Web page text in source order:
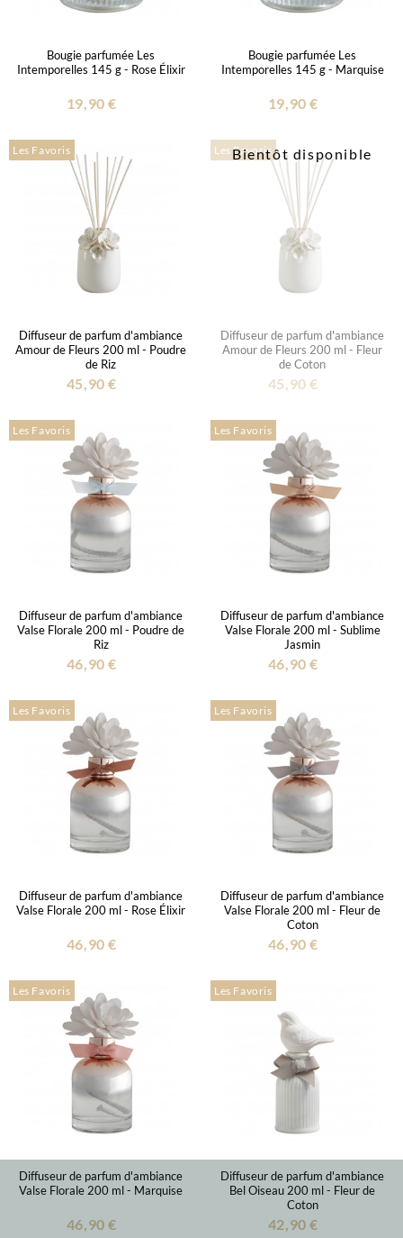
Bougie parfumée Les
Intemporelles 145 g - Rose Élixir
19,90 €
Bougie parfumée Les
Intemporelles 145 g - Marquise
19,90 €
Les Favoris
Diffuseur de parfum d'ambiance
Amour de Fleurs 200 ml - Poudre
de Riz
45,90 €
Bientôt disponible
Les Favoris
Diffuseur de parfum d'ambiance
Amour de Fleurs 200 ml - Fleur
de Coton
45,90 €
Les Favoris
Diffuseur de parfum d'ambiance
Valse Florale 200 ml - Poudre de
Riz
46,90 €
Les Favoris
Diffuseur de parfum d'ambiance
Valse Florale 200 ml - Sublime
Jasmin
46,90 €
Les Favoris
Diffuseur de parfum d'ambiance
Valse Florale 200 ml - Rose Élixir
46,90 €
Les Favoris
Diffuseur de parfum d'ambiance
Valse Florale 200 ml - Fleur de
Coton
46,90 €
Les Favoris
Diffuseur de parfum d'ambiance
Valse Florale 200 ml - Marquise
46,90 €
Les Favoris
Diffuseur de parfum d'ambiance
Bel Oiseau 200 ml - Fleur de
Coton
42,90 €